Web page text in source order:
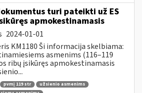
turi pateikti už ES
apmokestinamasis
2024-01-01
KM1180 Ši informacija skelbiama:
asmenims (116–119
ribų įsikūręs apmokestinamasis
pvmį 119 str
užsienio asmenims